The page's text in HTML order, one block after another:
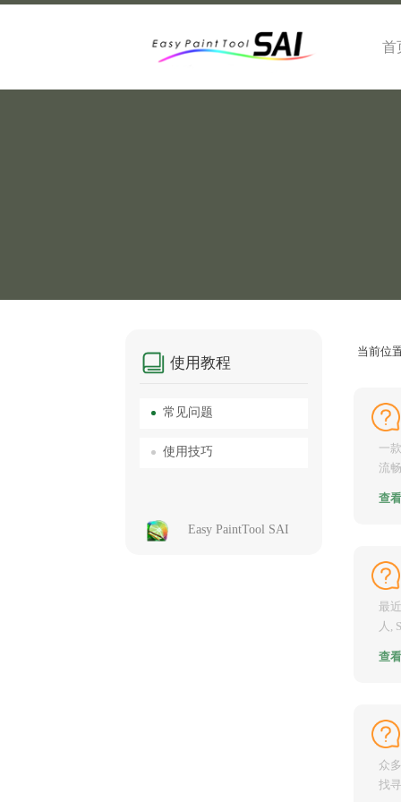
首
使用教程
常见问题
使用技巧
Easy PaintTool SAI
当前位
一
流
查
最
人,
查
众
找